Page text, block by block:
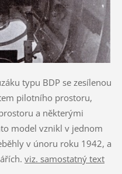
typu BDP se zesílenou
pilotního prostoru,
a některými
model vznikl v jednom
v únoru roku 1942, a
viz. samostatný text